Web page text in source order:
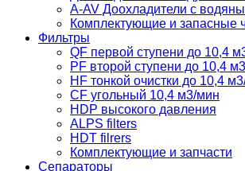
A-AV Доохладители с
Комплектующие и запасные
Фильтры
QF первой ступени до 10,4
PF второй ступени до 10,4
HF тонкой очистки до 10,4
CF угольный 10,4 м3/мин
HDP высокого давления
ALPS filters
HDT filrers
Комплектующие и запчасти
Сепараторы